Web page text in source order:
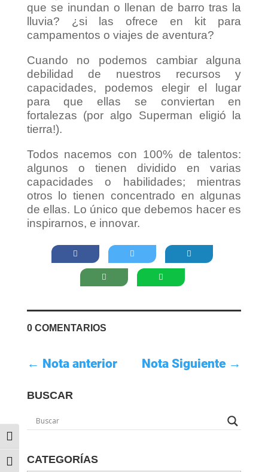
Alternar alto contraste
Alternar tamaño de letra
que se inundan o llenan de barro tras la
lluvia? ¿si las ofrece en kit para
campamentos o viajes de aventura?
Cuando no podemos cambiar alguna
debilidad de nuestros recursos y
capacidades, podemos elegir el lugar
para que ellas se conviertan en
fortalezas (por algo Superman eligió la
tierra!).
Todos nacemos con 100% de talentos:
algunos o tienen dividido en varias
capacidades o habilidades; mientras
otros lo tienen concentrado en algunas
de ellas. Lo único que debemos hacer es
inspirarnos, e innovar.
0 COMENTARIOS
← Nota anterior Nota Siguiente →
BUSCAR
CATEGORÍAS